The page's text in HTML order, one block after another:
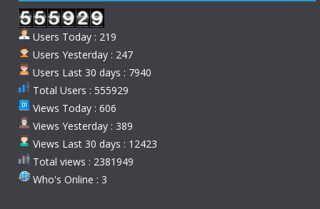
Users Today : 219
Users Yesterday : 247
Users Last 30 days : 7940
Total Users : 555929
Views Today : 606
Views Yesterday : 389
Views Last 30 days : 12423
Total views : 2381949
Who's Online : 3